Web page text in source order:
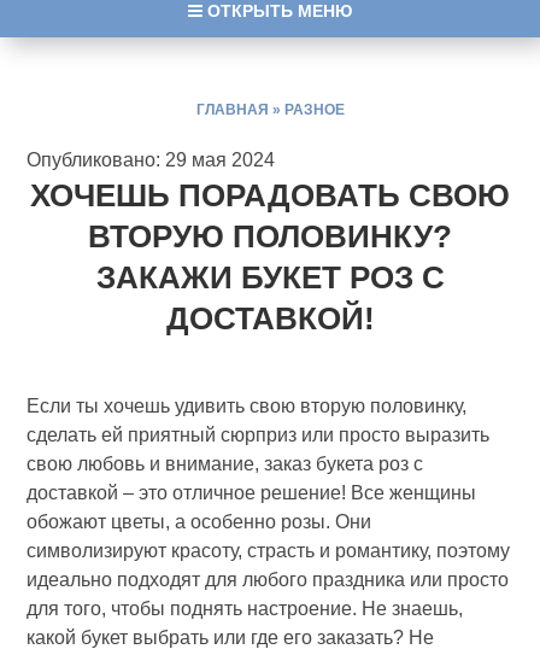
ОТКРЫТЬ МЕНЮ
ГЛАВНАЯ » РАЗНОЕ
Опубликовано: 29 мая 2024
ХОЧЕШЬ ПОРАДОВАТЬ СВОЮ
ВТОРУЮ ПОЛОВИНКУ?
ЗАКАЖИ БУКЕТ РОЗ С
ДОСТАВКОЙ!
Если ты хочешь удивить свою вторую половинку,
сделать ей приятный сюрприз или просто выразить
свою любовь и внимание, заказ букета роз с
доставкой – это отличное решение! Все женщины
обожают цветы, а особенно розы. Они
символизируют красоту, страсть и романтику, поэтому
идеально подходят для любого праздника или просто
для того, чтобы поднять настроение. Не знаешь,
какой букет выбрать или где его заказать? Не